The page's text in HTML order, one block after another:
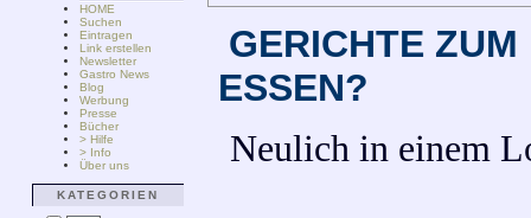
HOME
Suchen
Eintragen
Link erstellen
Newsletter
Gastro News
Blog
Werbung
Presse
Bücher
> Hilfe
> Info
Über uns
KATEGORIEN
GERICHTE
ESSEN?
Neulich in einem